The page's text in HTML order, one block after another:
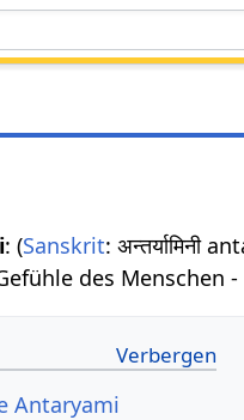
: (Sanskrit: अन्तर्यामिनी
des Menschen
Antaryami